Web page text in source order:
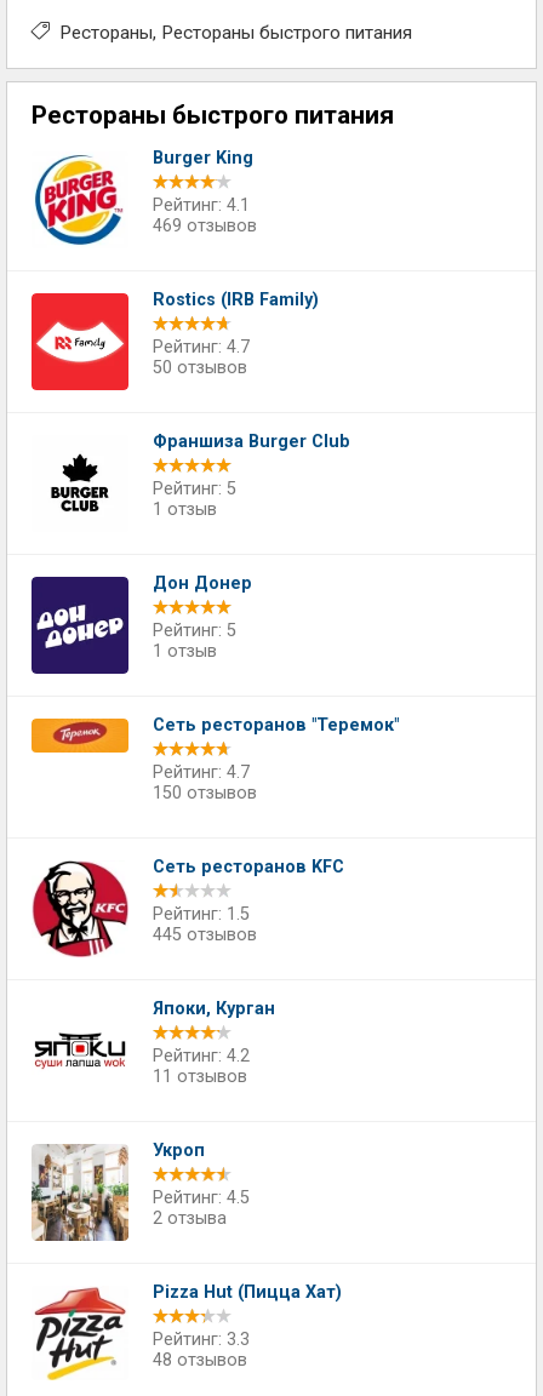
Рестораны Рестораны быстрого питания
Рестораны быстрого питания
Burger King
Рейтинг: 4.1
469 отзывов
Rostics (IRB Family)
Рейтинг: 4.7
50 отзывов
Франшиза Burger Club
Рейтинг: 5
1 отзыв
Дон Донер
Рейтинг: 5
1 отзыв
Сеть ресторанов "Теремок"
Рейтинг: 4.7
150 отзывов
Сеть ресторанов KFC
Рейтинг: 1.5
445 отзывов
Япоки, Курган
Рейтинг: 4.2
11 отзывов
Укроп
Рейтинг: 4.5
2 отзыва
Pizza Hut (Пицца Хат)
Рейтинг: 3.3
48 отзывов